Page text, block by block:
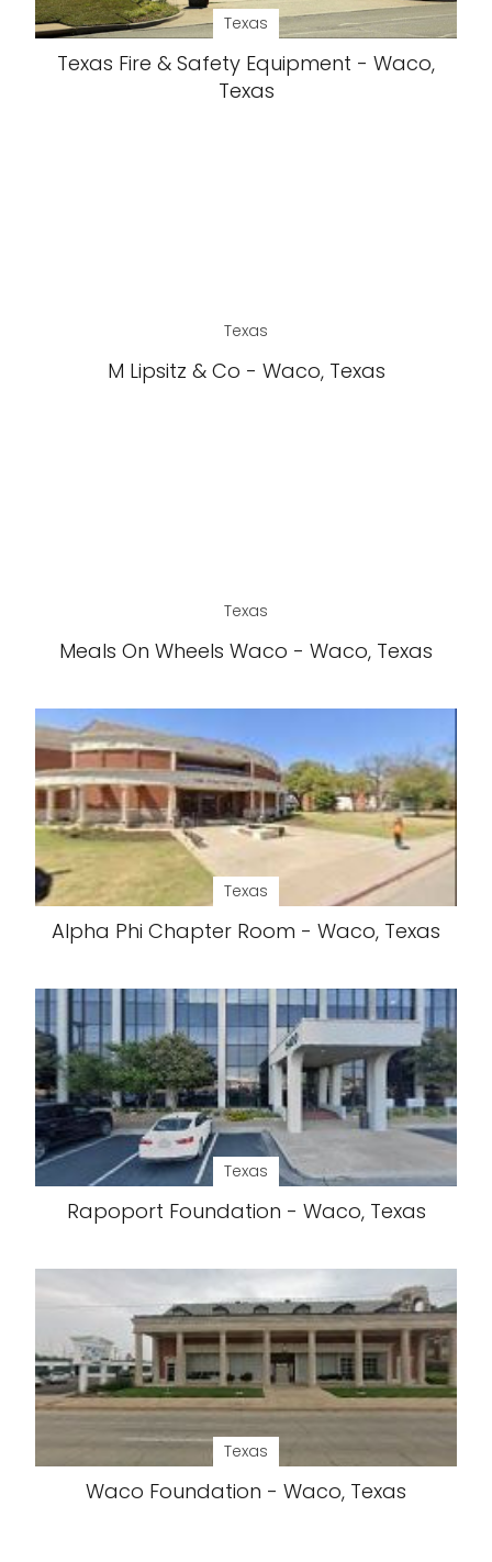
Texas
Texas Fire & Safety Equipment - Waco,
Texas
Texas
M Lipsitz & Co - Waco, Texas
Texas
Meals On Wheels Waco - Waco, Texas
Texas
Alpha Phi Chapter Room - Waco, Texas
Texas
Rapoport Foundation - Waco, Texas
Texas
Waco Foundation - Waco, Texas